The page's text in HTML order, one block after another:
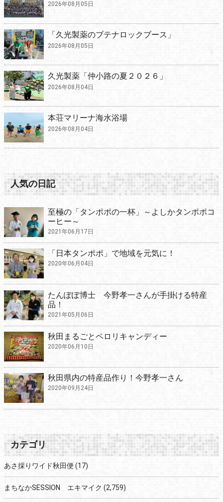
2026年08月05日
「久光製薬のブテナロックブース」
2026年08月05日
久光製薬「仲小路の夏２０２６」
2026年08月04日
本荘マリーナ海水浴場
2026年08月04日
人気の日記
至極の「タンポポの一杯」～よしかタンポポコ
ーヒー～
2021年06月17日
「日本タンポポ」で地域を元気に！
2020年06月04日
たんぽぽ博士 今野孝一さんが手掛ける特産
品！
2021年05月06日
秋田まるごとペロリキャンディー
2020年06月10日
秋田県内の特産品作り！今野孝一さん
2020年09月24日
カテゴリ
あさ採りワイド秋田便 (17)
まちなかSESSION エキマイク (2,759)